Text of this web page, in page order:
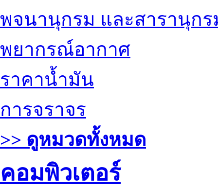
พจนานุกรม และสารานุกร
พยากรณ์อากาศ
ราคาน้ำมัน
การจราจร
>> ดูหมวดทั้งหมด
คอมพิวเตอร์